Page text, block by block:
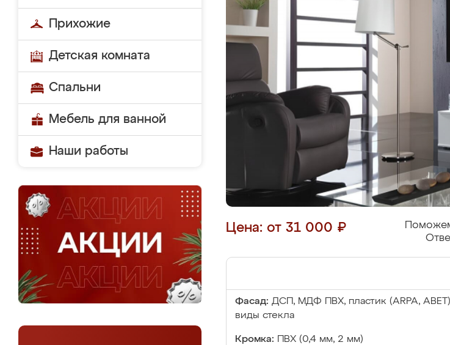
Прихожие
Детская комната
Спальни
Мебель для ванной
Наши работы
Цена: от 31 000 ₽
Фасад: ДСП, МДФ ПВХ, пластик (ARPA,
виды стекла
Кромка: ПВХ (0,4 мм, 2 мм)